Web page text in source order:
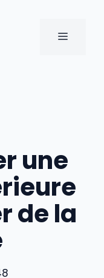
MENU
une
de la